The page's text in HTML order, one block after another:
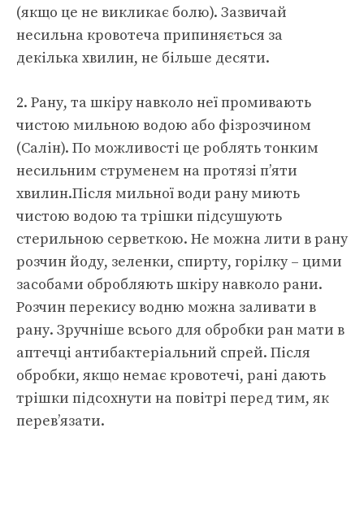
(якщо це не викликає болю). Зазвичай
несильна кровотеча припиняється за
декілька хвилин, не більше десяти.
2. Рану, та шкіру навколо неї промивають
чистою мильною водою або фізрозчином
(Салін). По можливості це роблять тонким
несильним струменем на протязі п’яти
хвилин.Після мильної води рану миють
чистою водою та трішки підсушують
стерильною серветкою. Не можна лити в рану
розчин йоду, зеленки, спирту, горілку – цими
засобами обробляють шкіру навколо рани.
Розчин перекису водню можна заливати в
рану. Зручніше всього для обробки ран мати в
аптечці антибактеріальний спрей. Після
обробки, якщо немає кровотечі, рані дають
трішки підсохнути на повітрі перед тим, як
перев’язати.